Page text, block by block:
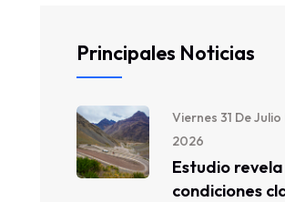
Principales Noticias
Viernes 31 De Julio
2026
Estudio
condiciones